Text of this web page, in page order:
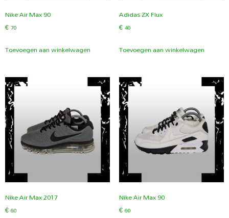
Nike Air Max 90
€70
Toevoegen aan winkelwagen
Adidas ZX Flux
€40
Toevoegen aan winkelwagen
Nike Air Max 2017
€60
Nike Air Max 90
€60